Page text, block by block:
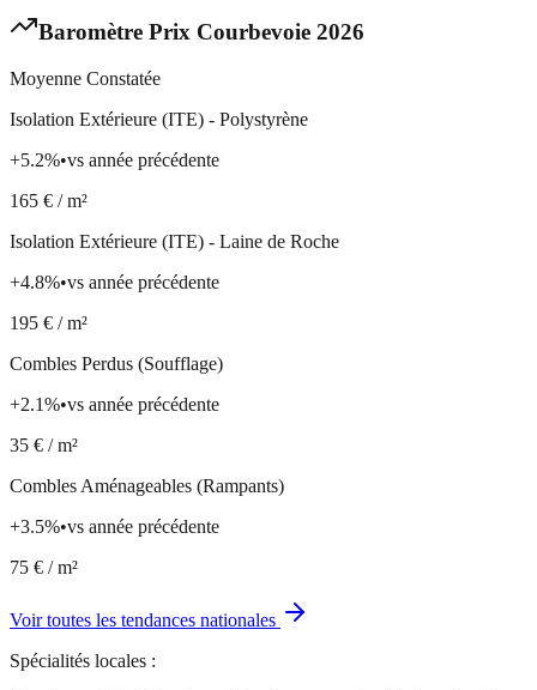
Baromètre Prix Courbevoie 2026
Moyenne Constatée
Isolation Extérieure (ITE) - Polystyrène
+5.2%•vs année précédente
165 € / m²
Isolation Extérieure (ITE) - Laine de Roche
+4.8%•vs année précédente
195 € / m²
Combles Perdus (Soufflage)
+2.1%•vs année précédente
35 € / m²
Combles Aménageables (Rampants)
+3.5%•vs année précédente
75 € / m²
Voir toutes les tendances nationales
Spécialités locales :